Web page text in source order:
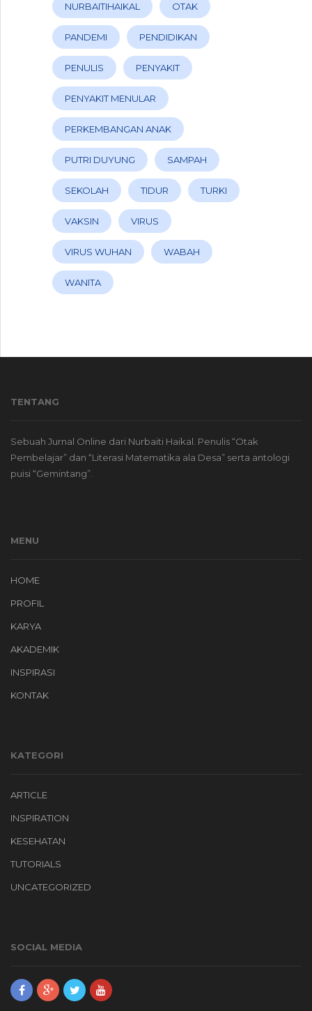
NURBAITIHAIKAL OTAK
PANDEMI PENDIDIKAN
PENULIS PENYAKIT
PENYAKIT MENULAR
PERKEMBANGAN ANAK
PUTRI DUYUNG SAMPAH
SEKOLAH TIDUR TURKI
VAKSIN VIRUS
VIRUS WUHAN WABAH
WANITA
TENTANG
Sebuah Jurnal Online dari Nurbaiti Haikal. Penulis “Otak
Pembelajar” dan “Literasi Matematika ala Desa” serta antologi
puisi “Gemintang”.
MENU
HOME
PROFIL
KARYA
AKADEMIK
INSPIRASI
KONTAK
KATEGORI
ARTICLE
INSPIRATION
KESEHATAN
TUTORIALS
UNCATEGORIZED
SOCIAL MEDIA